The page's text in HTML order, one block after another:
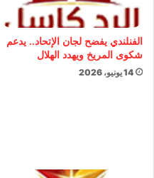
الفنلندي يفضح لجان الإتحاد.. يدعم
شكوى المريخ ويهدد الهلال
14 يونيو، 2026